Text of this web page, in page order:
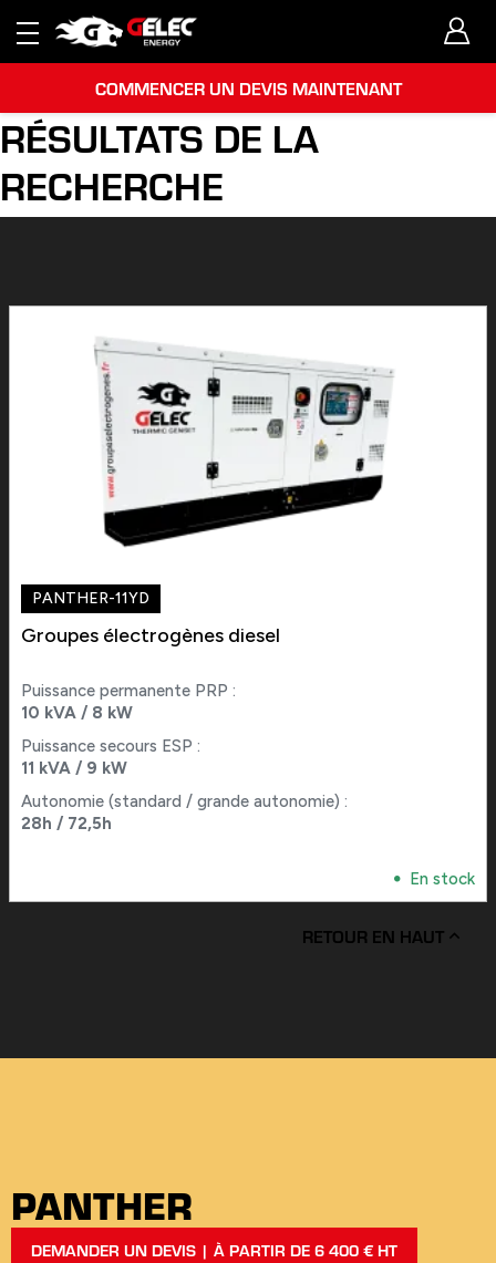
COMMENCER UN DEVIS MAINTENANT
RÉSULTATS DE LA
RECHERCHE
PANTHER-11YD
Groupes électrogènes diesel
Puissance permanente PRP :
10 kVA / 8 kW
Puissance secours ESP :
11 kVA / 9 kW
Autonomie (standard / grande autonomie) :
28h / 72,5h
En stock
RETOUR EN HAUT 
PANTHER
DEMANDER UN DEVIS | À PARTIR DE 6 400 € HT